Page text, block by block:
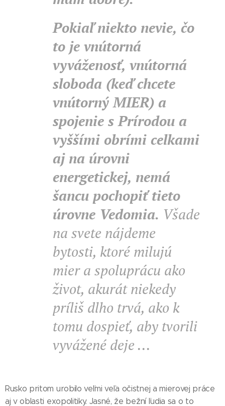
Pokiaľ niekto nevie, čo
to je vnútorná
vyváženosť, vnútorná
sloboda (keď chcete
vnútorný MIER) a
spojenie s Prírodou a
vyššími obrími celkami
aj na úrovni
energetickej, nemá
šancu pochopiť tieto
úrovne Vedomia. Všade
na svete nájdeme
bytosti, ktoré milujú
mier a spoluprácu ako
život, akurát niekedy
príliš dlho trvá, ako k
tomu dospieť, aby tvorili
vyvážené deje ...
Rusko pritom urobilo veľmi veľa očistnej a mierovej práce
aj v oblasti exopolitiky. Jasné, že bežní ľudia sa o to